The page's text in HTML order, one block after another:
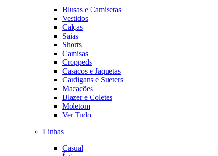
Blusas e Camisetas
Vestidos
Calças
Saias
Shorts
Camisas
Croppeds
Casacos e Jaquetas
Cardigans e Sueters
Macacões
Blazer e Coletes
Moletom
Ver Tudo
Linhas
Casual